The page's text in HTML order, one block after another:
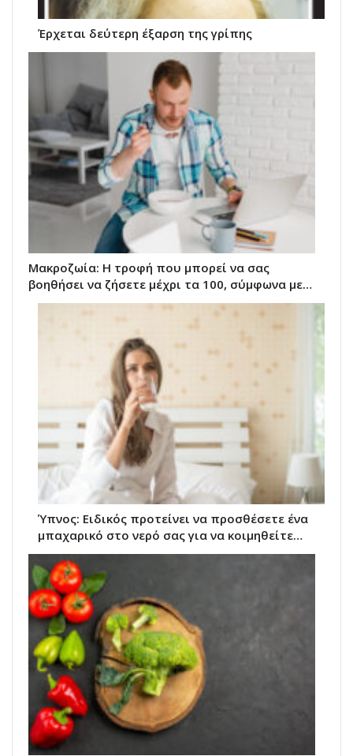
Έρχεται δεύτερη έξαρση της γρίπης
Μακροζωία: Η τροφή που μπορεί να σας
βοηθήσει να ζήσετε μέχρι τα 100, σύμφωνα με…
Ύπνος: Ειδικός προτείνει να προσθέσετε ένα
μπαχαρικό στο νερό σας για να κοιμηθείτε…